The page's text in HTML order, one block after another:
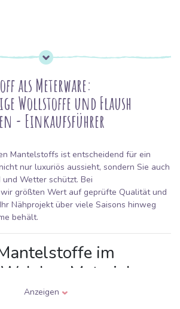
als Meterware:
Wollstoffe und Flaush
- Einkaufsführer
Mantelstoffs ist entscheidend für ein
nur luxuriös aussieht, sondern Sie auch
Wetter schützt. Bei
größten Wert auf geprüfte Qualität und
Nähprojekt über viele Saisons hinweg
behält.
im
Material
Anzeigen